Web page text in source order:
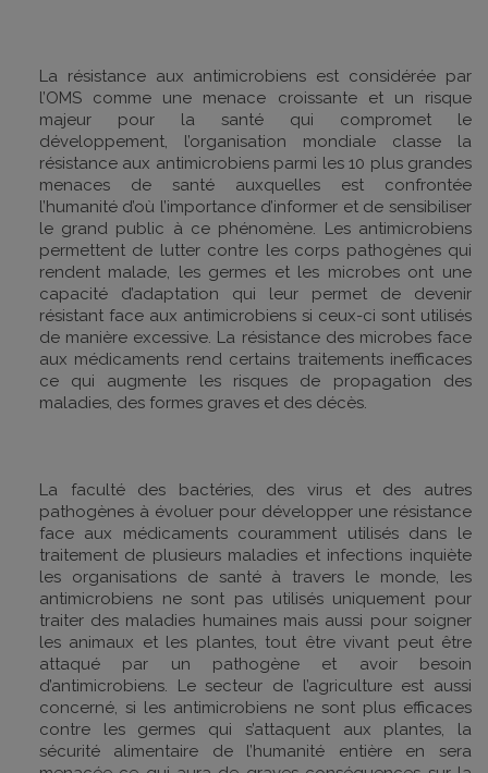
La résistance aux antimicrobiens est considérée par
l’OMS comme une menace croissante et un risque
majeur pour la santé qui compromet le
développement, l’organisation mondiale classe la
résistance aux antimicrobiens parmi les 10 plus grandes
menaces de santé auxquelles est confrontée
l’humanité d’où l’importance d’informer et de sensibiliser
le grand public à ce phénomène. Les antimicrobiens
permettent de lutter contre les corps pathogènes qui
rendent malade, les germes et les microbes ont une
capacité d’adaptation qui leur permet de devenir
résistant face aux antimicrobiens si ceux-ci sont utilisés
de manière excessive. La résistance des microbes face
aux médicaments rend certains traitements inefficaces
ce qui augmente les risques de propagation des
maladies, des formes graves et des décès.
La faculté des bactéries, des virus et des autres
pathogènes à évoluer pour développer une résistance
face aux médicaments couramment utilisés dans le
traitement de plusieurs maladies et infections inquiète
les organisations de santé à travers le monde, les
antimicrobiens ne sont pas utilisés uniquement pour
traiter des maladies humaines mais aussi pour soigner
les animaux et les plantes, tout être vivant peut être
attaqué par un pathogène et avoir besoin
d’antimicrobiens. Le secteur de l’agriculture est aussi
concerné, si les antimicrobiens ne sont plus efficaces
contre les germes qui s’attaquent aux plantes, la
sécurité alimentaire de l’humanité entière en sera